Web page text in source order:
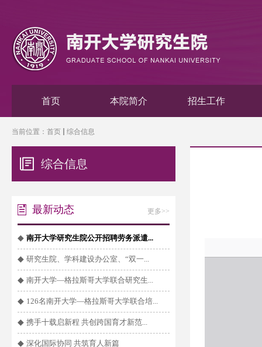
首页 本院简介 招生工作
当前位置： 首页 综合信息
综合信息
最新动态 更多>>
◆ 南开大学研究生院公开招聘劳务派遣...
◆ 研究生院、学科建设办公室、“双一...
◆ 南开大学—格拉斯哥大学联合研究生...
◆ 126名南开大学—格拉斯哥大学联合培...
◆ 携手十载启新程 共创跨国育才新范...
◆ 深化国际协同 共筑育人新篇